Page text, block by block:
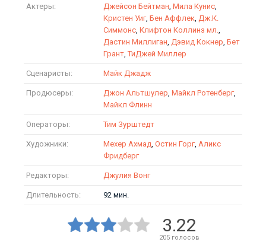
Актеры: Джейсон Бейтман, Мила Кунис,
Кристен Уиг, Бен Аффлек, Дж.К.
Симмонс, Клифтон Коллинз мл.,
Дастин Миллиган, Дэвид Кокнер, Бет
Грант,ТиДжей Миллер
Сценаристы: Майк Джадж
Продюсеры: Джон Альтшулер, Майкл Ротенберг,
Майкл Флинн
Операторы: Тим Зурштедт
Художники: Мехер Ахмад, Остин Горг, Аликс
Фридберг
Редакторы: Джулия Вонг
Длительность: 92 мин.
3.22
205голосов